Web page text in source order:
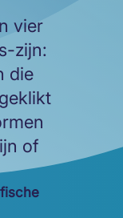
vier
zijn:
die
of